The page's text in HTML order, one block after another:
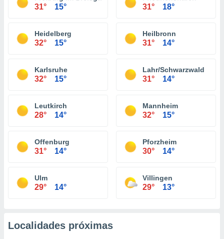
31° 15° 31° 18°
Heidelberg
32° 15°
Heilbronn
31° 14°
Karlsruhe
32° 15°
Lahr/Schwarzwald
31° 14°
Leutkirch
28° 14°
Mannheim
32° 15°
Offenburg
31° 14°
Pforzheim
30° 14°
Ulm
29° 14°
Villingen
29° 13°
Localidades próximas